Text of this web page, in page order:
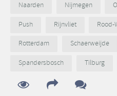
Naarden
Nijmegen
Push
Rijnvliet Rood-
Rotterdam
Schaerweijde
Spandersbosch
Tilburg